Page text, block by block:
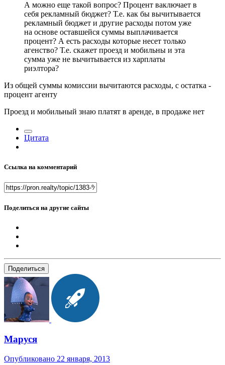
А можно еще такой вопрос? Процент ваключает в
себя рекламный бюджет? Т.е. как бы вычитывается
рекламный бюджет и другие расходы потом уже
на основе оставшейся суммы выплачивается
процент? А есть расходы которые несет только
агенство? Т.е. скажет проезд и мобильны и эта
сумма уже не вычитывается из харплаты
риэлтора?
Из общей суммы комиссии вычитаются расходы, с остатка -
процент агенту
Проезд и мобильный знаю платят в аренде, в продаже нет
Цитата
Ссылка на комментарий
Поделиться на другие сайты
Поделиться
Маруся
Опубликовано 22 января, 2013